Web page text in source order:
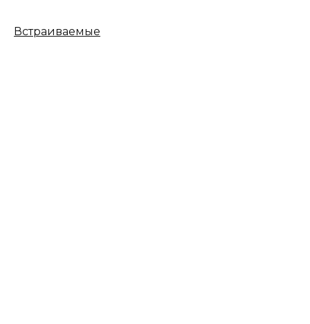
Встраиваемые